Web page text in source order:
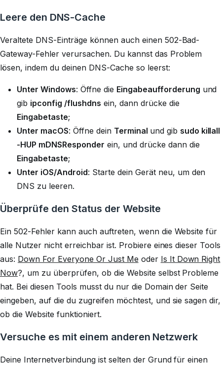
Leere den DNS-Cache
Veraltete DNS-Einträge können auch einen 502-Bad-
Gateway-Fehler verursachen. Du kannst das Problem
lösen, indem du deinen DNS-Cache so leerst:
Unter Windows: Öffne die Eingabeaufforderung und
gib ipconfig /flushdns ein, dann drücke die
Eingabetaste;
Unter macOS: Öffne dein Terminal und gib sudo killall
-HUP mDNSResponder ein, und drücke dann die
Eingabetaste;
Unter iOS/Android: Starte dein Gerät neu, um den
DNS zu leeren.
Überprüfe den Status der Website
Ein 502-Fehler kann auch auftreten, wenn die Website für
alle Nutzer nicht erreichbar ist. Probiere eines dieser Tools
aus: Down For Everyone Or Just Me oder Is It Down Right
Now?, um zu überprüfen, ob die Website selbst Probleme
hat. Bei diesen Tools musst du nur die Domain der Seite
eingeben, auf die du zugreifen möchtest, und sie sagen dir,
ob die Website funktioniert.
Versuche es mit einem anderen Netzwerk
Deine Internetverbindung ist selten der Grund für einen